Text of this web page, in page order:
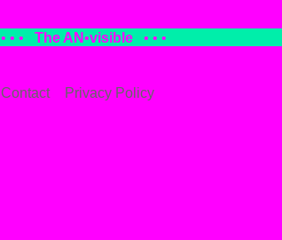
• • • The AN•visible• • •
Contact Privacy Policy